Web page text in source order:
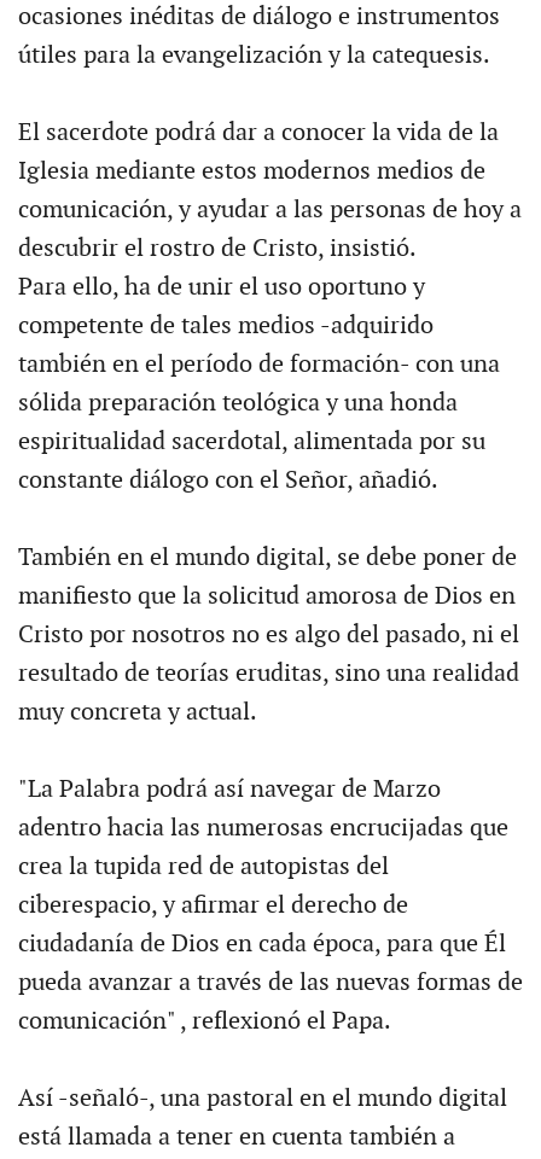
ocasiones inéditas de diálogo e instrumentos
útiles para la evangelización y la catequesis.
El sacerdote podrá dar a conocer la vida de la
Iglesia mediante estos modernos medios de
comunicación, y ayudar a las personas de hoy a
descubrir el rostro de Cristo, insistió.
Para ello, ha de unir el uso oportuno y
competente de tales medios -adquirido
también en el período de formación- con una
sólida preparación teológica y una honda
espiritualidad sacerdotal, alimentada por su
constante diálogo con el Señor, añadió.
También en el mundo digital, se debe poner de
manifiesto que la solicitud amorosa de Dios en
Cristo por nosotros no es algo del pasado, ni el
resultado de teorías eruditas, sino una realidad
muy concreta y actual.
"La Palabra podrá así navegar de Marzo
adentro hacia las numerosas encrucijadas que
crea la tupida red de autopistas del
ciberespacio, y afirmar el derecho de
ciudadanía de Dios en cada época, para que Él
pueda avanzar a través de las nuevas formas de
comunicación" , reflexionó el Papa.
Así -señaló-, una pastoral en el mundo digital
está llamada a tener en cuenta también a